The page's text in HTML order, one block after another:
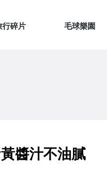
行碎片 毛球樂園
醬汁不油膩